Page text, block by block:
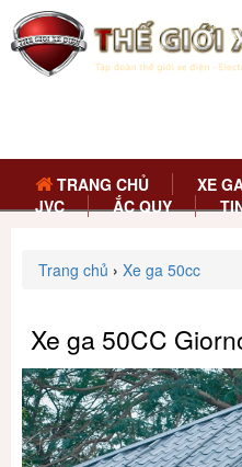
TRANG CHỦ XE
JVC
ẮC QUY
Trang chủ › Xe ga 50cc
Xe ga 50CC